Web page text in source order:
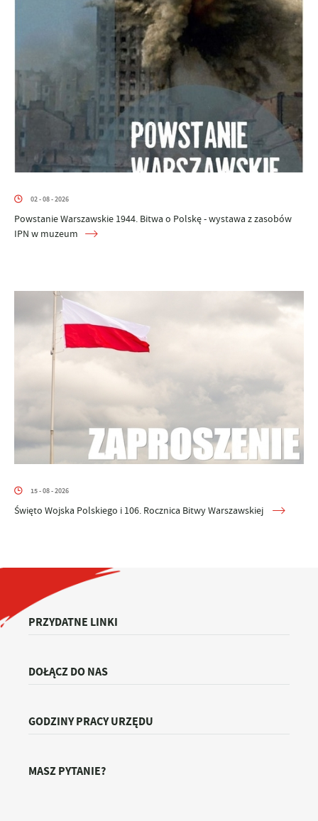
02 - 08 - 2026
Powstanie Warszawskie 1944. Bitwa o Polskę - wystawa z zasobów
IPN w muzeum
15 - 08 - 2026
Święto Wojska Polskiego i 106. Rocznica Bitwy Warszawskiej
PRZYDATNE LINKI
DOŁĄCZ DO NAS
GODZINY PRACY URZĘDU
MASZ PYTANIE?